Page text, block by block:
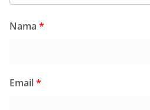
Nama *
Email*